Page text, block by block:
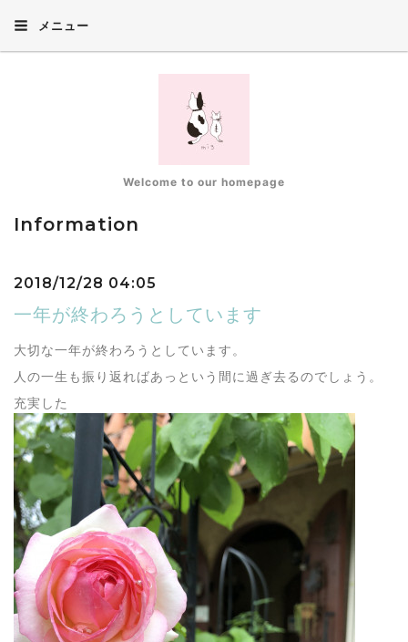
メニュー
Welcome to our homepage
Information
2018/12/28 04:05
一年が終わろうとしています
大切な一年が終わろうとしています。
人の一生も振り返ればあっという間に過ぎ去るのでしょう。
充実した